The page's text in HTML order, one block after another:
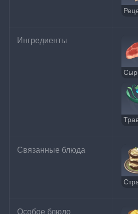
Ингредиенты
Связанные блюда
Особое блюдо